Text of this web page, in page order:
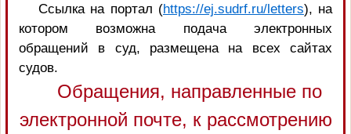
Ссылка на портал (https://ej.sudrf.ru/letters), на
котором возможна подача электронных
обращений в суд, размещена на всех сайтах
судов.
Обращения, направленные по
электронной почте, к рассмотрению